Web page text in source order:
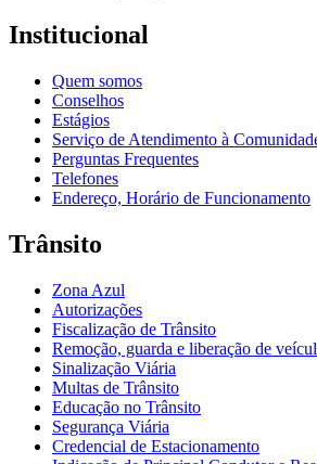
Institucional
Quem somos
Conselhos
Estágios
Serviço de Atendimento à
Perguntas Frequentes
Telefones
Endereço, Horário de Funcionamento
Trânsito
Zona Azul
Autorizações
Fiscalização de Trânsito
Remoção, guarda e liberação de
Sinalização Viária
Multas de Trânsito
Educação no Trânsito
Segurança Viária
Credencial de Estacionamento